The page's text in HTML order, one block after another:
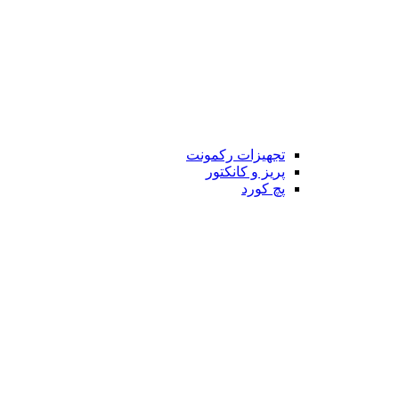
تجهیزات رکمونت
پریز و کانکتور
پچ کورد